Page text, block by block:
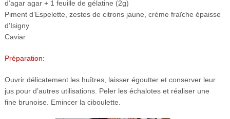
d’agar agar + 1 feuille de gélatine (2g)
Piment d’Espelette, zestes de citrons jaune, crème fraîche épaisse
d’Isigny
Caviar
Préparation:
Ouvrir délicatement les huîtres, laisser égoutter et conserver leur
jus pour d’autres utilisations. Peler les échalotes et réaliser une
fine brunoise. Emincer la ciboulette.